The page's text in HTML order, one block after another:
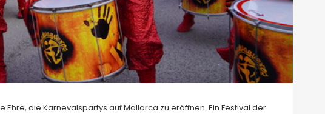
die Karnevalspartys auf Mallorca zu eröffnen. Ein Festival der